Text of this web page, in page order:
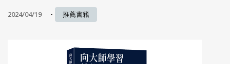
2024/04/19 推薦書籍